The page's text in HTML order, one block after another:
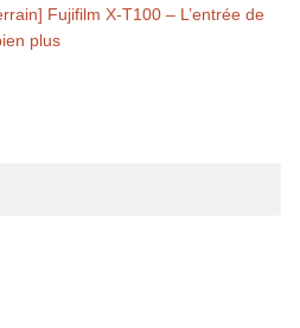
Fujifilm X-T100 – L’entrée de
plus